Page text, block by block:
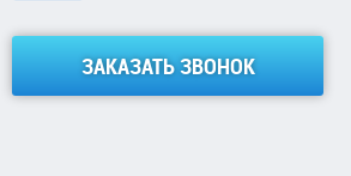
ЗАКАЗАТЬ ЗВОНОК